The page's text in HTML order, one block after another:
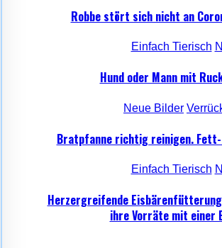
Robbe stört sich nicht an
Einfach Tierisch
Hund oder Mann mit
Neue Bilder
Bratpfanne richtig reinigen.
Einfach Tierisch
Herzergreifende
ihre Vorräte mit einer